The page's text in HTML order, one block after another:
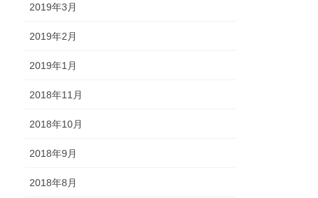
2019年3月
2019年2月
2019年1月
2018年11月
2018年10月
2018年9月
2018年8月